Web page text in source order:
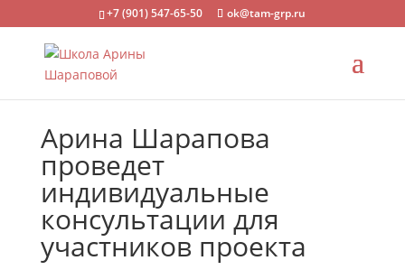
+7 (901) 547-65-50 ok@tam-grp.ru
Арина Шарапова
проведет
индивидуальные
консультации для
участников проекта